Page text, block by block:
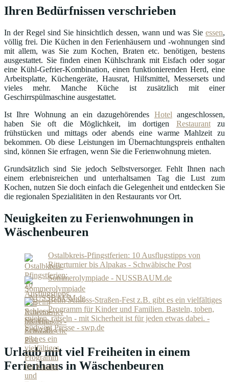
Ihren Bedürfnissen verschrieben
In der Regel sind Sie hinsichtlich dessen, wann und was Sie essen,
völlig frei. Die Küchen in den Ferienhäusern und -wohnungen sind
mit allem, was Sie zum Kochen, Braten etc. benötigen, bestens
ausgestattet. Sie finden einen Kühlschrank mit Eisfach oder sogar
eine Kühl-Gefrier-Kombination, einen funktionierenden Herd, eine
Arbeitsplatte, Küchengeräte, Hausrat, Hilfsmittel, Messersets und
vieles mehr. Manche Küche ist zusätzlich mit einer
Geschirrspülmaschine ausgestattet.
Ist Ihre Wohnung an ein dazugehörendes Hotel angeschlossen,
haben Sie oft die Möglichkeit, im dortigen Restaurantzu
frühstücken und mittags oder abends eine warme Mahlzeit zu
bekommen. Ob diese Leistungen im Übernachtungspreis enthalten
sind, können Sie erfragen, wenn Sie die Ferienwohnung mieten.
Grundsätzlich sind Sie jedoch Selbstversorger. Fehlt Ihnen nach
einem erlebnisreichen und unterhaltsamen Tag die Lust zum
Kochen, nutzen Sie doch einfach die Gelegenheit und entdecken Sie
die regionalen Spezialitäten in den Restaurants vor Ort.
Neuigkeiten zu Ferienwohnungen in
Wäschenbeuren
Ostalbkreis-Pfingstferien: 10 Ausflugstipps von
Ritterturnier bis Alpakas - Schwäbische Post
Sommerolympiade - NUSSBAUM.de
Beim Schloss-Straßen-Fest z.B. gibt es ein vielfältiges
Programm für Kinder und Familien. Basteln, toben,
spielen, rätseln - mit Sicherheit ist für jeden etwas dabei. -
Südwest Presse - swp.de
Urlaub mit viel Freiheiten in einem
Ferienhaus in Wäschenbeuren